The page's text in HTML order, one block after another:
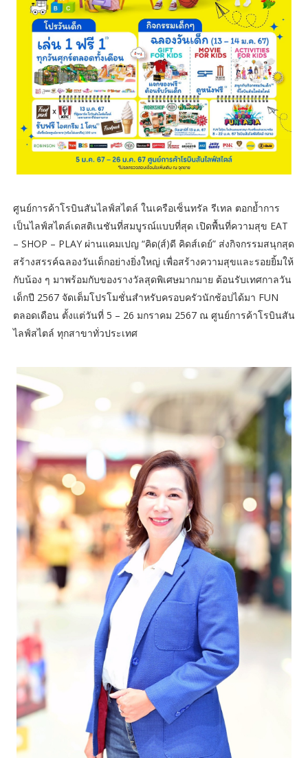
ศูนย์การค้าโรบินสันไลฟ์สไตล์ ในเครือเซ็นทรัล รีเทล ตอกย้ำการ
เป็นไลฟ์สไตล์เดสติเนชันที่สมบูรณ์แบบที่สุด เปิดพื้นที่ความสุข EAT
– SHOP – PLAY ผ่านแคมเปญ “คิด(ส์)ดี คิดส์เดย์” ส่งกิจกรรมสนุกสุด
สร้างสรรค์ฉลองวันเด็กอย่างยิ่งใหญ่ เพื่อสร้างความสุขและรอยยิ้มให้
กับน้อง ๆ มาพร้อมกับของรางวัลสุดพิเศษมากมาย ต้อนรับเทศกาลวัน
เด็กปี 2567 จัดเต็มโปรโมชั่นสำหรับครอบครัวนักช้อปได้มา FUN
ตลอดเดือน ตั้งแต่วันที่ 5 – 26 มกราคม 2567 ณ ศูนย์การค้าโรบินสัน
ไลฟ์สไตล์ ทุกสาขาทั่วประเทศ